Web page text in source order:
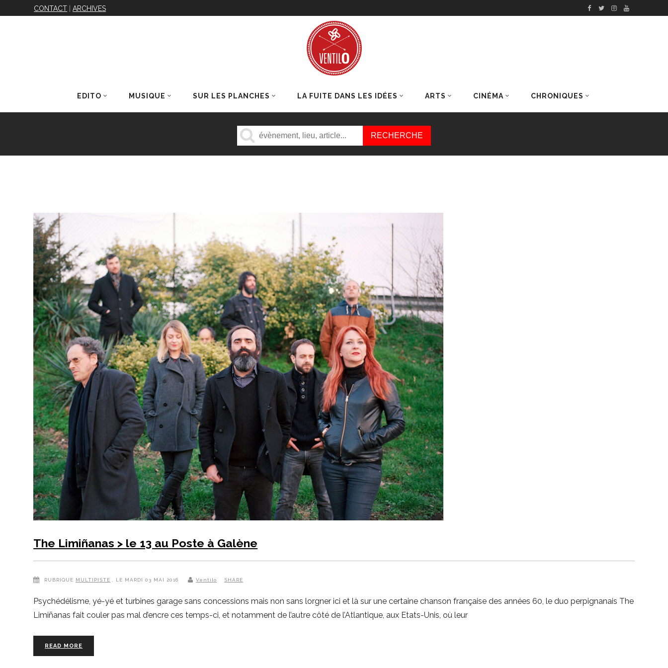
CONTACT |ARCHIVES
EDITO MUSIQUE SUR LES PLANCHES LA FUITE DANS LES IDÉES ARTS CINÉMA CHRONIQUES
DERNIERS ARTICLES
The Limiñanas > le 13 au Poste à Galène
RUBRIQUE MULTIPISTE , LE MARDI 03 MAI 2016 Ventilo SHARE
Psychédélisme, yé-yé et turbines garage sans concessions mais non sans lorgner ici et là sur une certaine chanson française des années 60, le duo perpignanais The
Limiñanas fait couler pas mal d’encre ces temps-ci, et notamment de l’autre côté de l’Atlantique, aux Etats-Unis, où leur
READ MORE